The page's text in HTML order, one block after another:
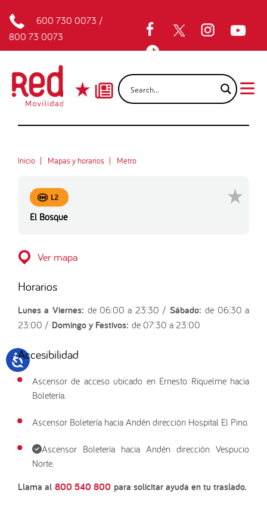
600 730 0073 /
800 73 0073
Inicio Mapas y horarios Metro
L2
El Bosque
Ver mapa
Horarios
Lunes a Viernes: de 06:00 a 23:30 /Sábado: de 06:30 a
23:00 / Domingo y Festivos: de 07:30 a 23:00
Accesibilidad
Ascensor de acceso ubicado en Ernesto Riquelme hacia
Boletería.
Ascensor Boletería hacia Andén dirección Hospital El Pino.
Ascensor Boletería hacia Andén dirección Vespucio
Norte.
Llama al 800 540 800 para solicitar ayuda en tu traslado.